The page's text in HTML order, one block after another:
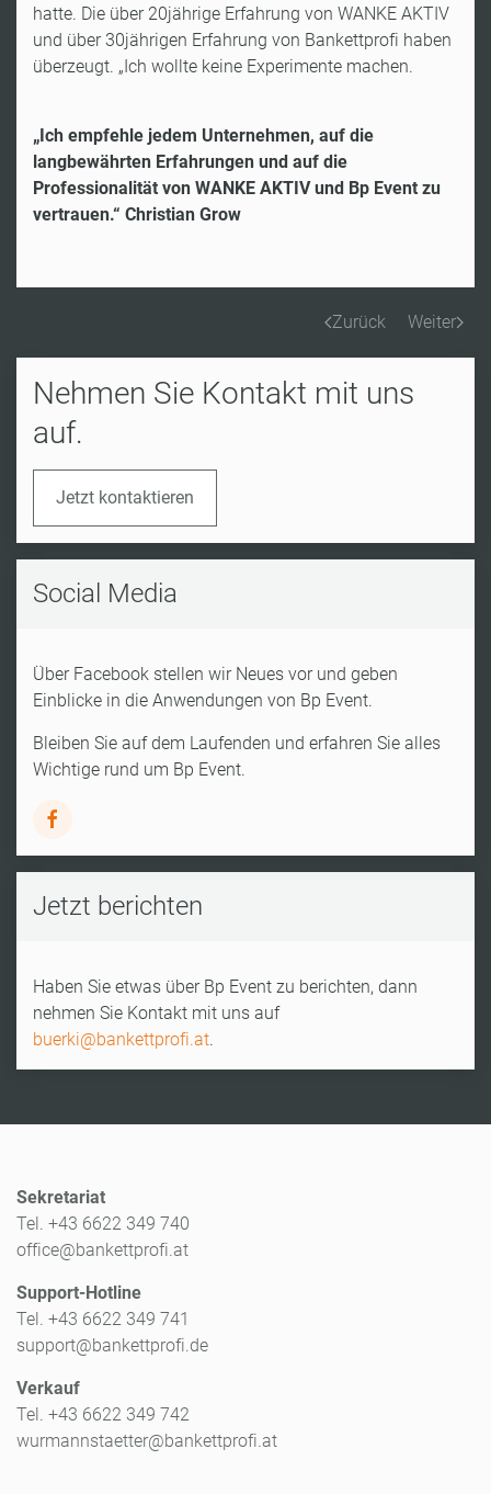
hatte. Die über 20jährige Erfahrung von WANKE AKTIV
und über 30jährigen Erfahrung von Bankettprofi haben
überzeugt. „Ich wollte keine Experimente machen.
„Ich empfehle jedem Unternehmen, auf die
langbewährten Erfahrungen und auf die
Professionalität von WANKE AKTIV und Bp Event zu
vertrauen.“ Christian Grow
Zurück Weiter
Nehmen Sie Kontakt mit uns
auf.
Jetzt kontaktieren
Social Media
Über Facebook stellen wir Neues vor und geben
Einblicke in die Anwendungen von Bp Event.
Bleiben Sie auf dem Laufenden und erfahren Sie alles
Wichtige rund um Bp Event.
Jetzt berichten
Haben Sie etwas über Bp Event zu berichten, dann
nehmen Sie Kontakt mit uns auf
buerki@bankettprofi.at.
Sekretariat
Tel. +43 6622 349 740
office@bankettprofi.at
Support-Hotline
Tel. +43 6622 349 741
support@bankettprofi.de
Verkauf
Tel. +43 6622 349 742
wurmannstaetter@bankettprofi.at